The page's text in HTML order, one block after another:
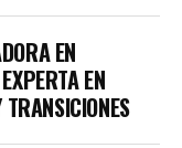
EN
EN
TRANSICIONES